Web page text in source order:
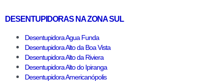
DESENTUPIDORAS NA ZONA SUL
Desentupidora Agua Funda
Desentupidora Alto da Boa Vista
Desentupidora Alto da Riviera
Desentupidora Alto do Ipiranga
Desentupidora Americanópolis